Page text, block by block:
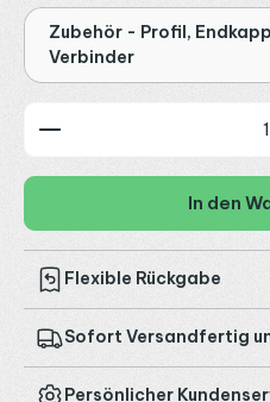
Zubehör - Profil,
Verbinder
Produkt Anzahl: Gib
In den
Flexible Rückgabe
Sofort Versandfertig
Persönlicher